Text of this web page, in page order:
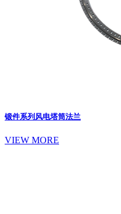
锻件系列 风电塔筒法兰
VIEW MORE